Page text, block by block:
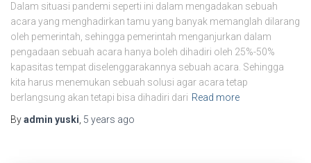
Dalam situasi pandemi seperti ini dalam mengadakan sebuah
acara yang menghadirkan tamu yang banyak memanglah dilarang
oleh pemerintah, sehingga pemerintah menganjurkan dalam
pengadaan sebuah acara hanya boleh dihadiri oleh 25%-50%
kapasitas tempat diselenggarakannya sebuah acara. Sehingga
kita harus menemukan sebuah solusi agar acara tetap
berlangsung akan tetapi bisa dihadiri dari Read more
Byadmin yuski, 5 years ago